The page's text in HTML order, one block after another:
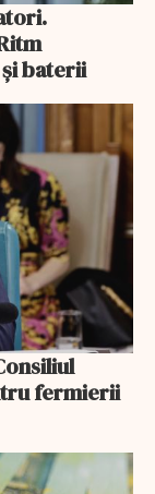
baterii
fermierii